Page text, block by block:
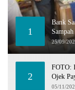
1
Bank
25/09/
2
FOTO:
Ojek
05/11/